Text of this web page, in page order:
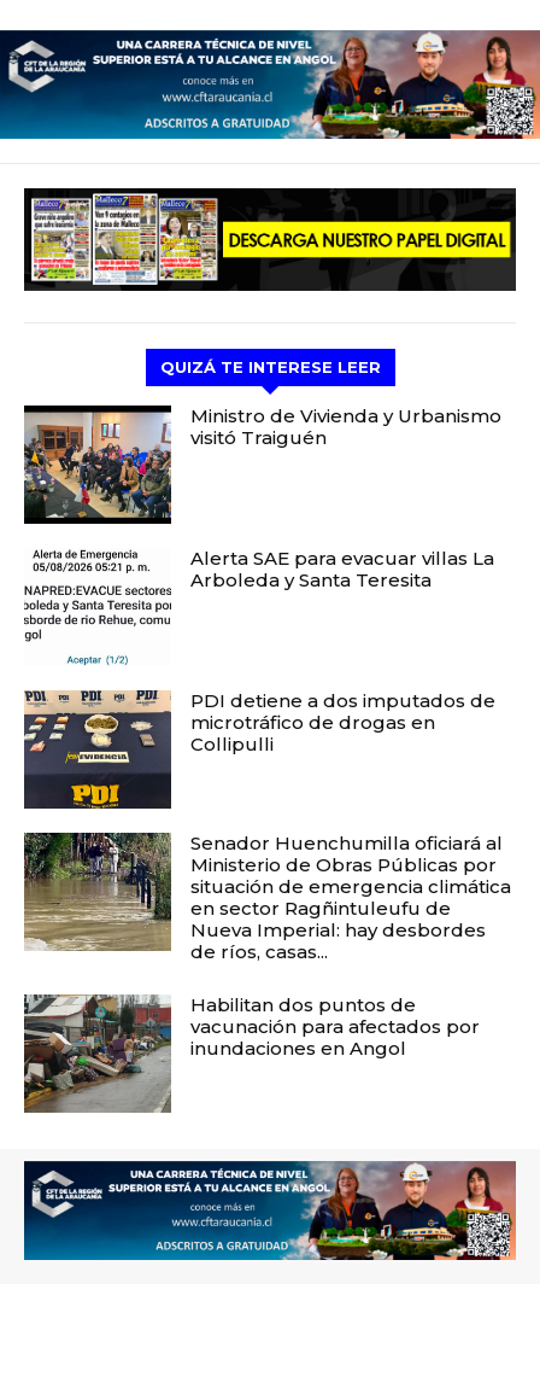
QUIZÁ TE INTERESE LEER
Ministro de Vivienda y Urbanismo
visitó Traiguén
Alerta SAE para evacuar villas La
Arboleda y Santa Teresita
PDI detiene a dos imputados de
microtráfico de drogas en
Collipulli
Senador Huenchumilla oficiará al
Ministerio de Obras Públicas por
situación de emergencia climática
en sector Ragñintuleufu de
Nueva Imperial: hay desbordes
de ríos, casas...
Habilitan dos puntos de
vacunación para afectados por
inundaciones en Angol